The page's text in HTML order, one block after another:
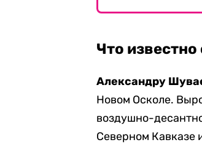
Что
Александру
Новом Осколе.
воздушно-
Северном Кавказе